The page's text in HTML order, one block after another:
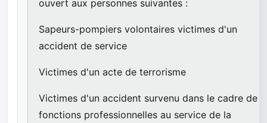
ouvert aux personnes suivantes :
Sapeurs-pompiers volontaires victimes d'un
accident de service
Victimes d'un acte de terrorisme
Victimes d'un accident survenu dans le cadre de
fonctions professionnelles au service de la